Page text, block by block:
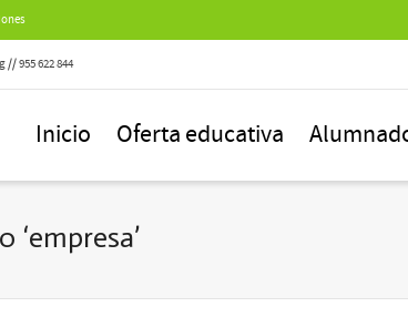
// 955 622 844
Inicio Oferta educativa